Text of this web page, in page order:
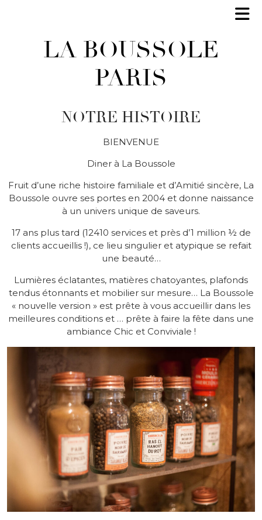
LA BOUSSOLE
PARIS
NOTRE HISTOIRE
BIENVENUE
Diner à La Boussole
Fruit d’une riche histoire familiale et d’Amitié sincère, La
Boussole ouvre ses portes en 2004 et donne naissance
à un univers unique de saveurs.
17 ans plus tard (12410 services et près d’1 million ½ de
clients accueillis !), ce lieu singulier et atypique se refait
une beauté…
Lumières éclatantes, matières chatoyantes, plafonds
tendus étonnants et mobilier sur mesure… La Boussole
« nouvelle version » est prête à vous accueillir dans les
meilleures conditions et … prête à faire la fête dans une
ambiance Chic et Conviviale !